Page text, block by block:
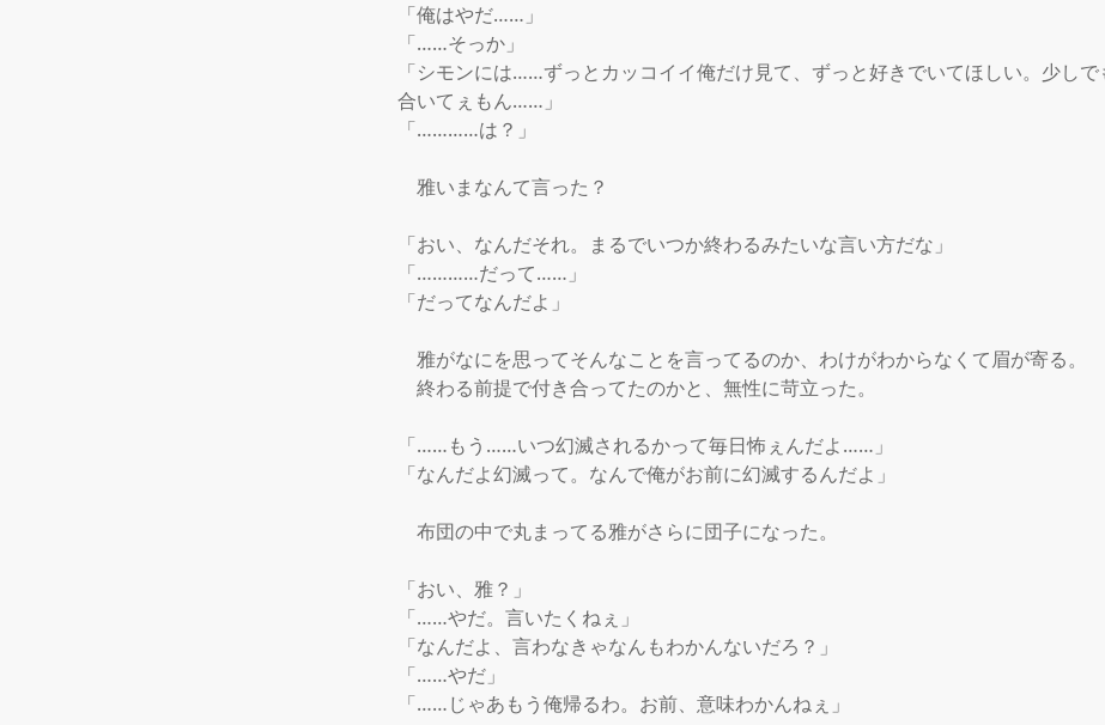
「俺はやだ……」
「……そっか」
「シモンには……ずっとカッコイイ俺だけ見て、ずっと好きでいてほしい。少しで
合いてぇもん……」
「…………は？」
雅いまなんて言った？
「おい、なんだそれ。まるでいつか終わるみたいな言い方だな」
「…………だって……」
「だってなんだよ」
雅がなにを思ってそんなことを言ってるのか、わけがわからなくて眉が寄る。
終わる前提で付き合ってたのかと、無性に苛立った。
「……もう……いつ幻滅されるかって毎日怖ぇんだよ……」
「なんだよ幻滅って。なんで俺がお前に幻滅するんだよ」
布団の中で丸まってる雅がさらに団子になった。
「おい、雅？」
「……やだ。言いたくねぇ」
「なんだよ、言わなきゃなんもわかんないだろ？」
「……やだ」
「……じゃあもう俺帰るわ。お前、意味わかんねぇ」